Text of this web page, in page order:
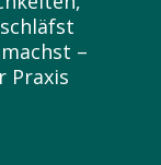
–
Praxis